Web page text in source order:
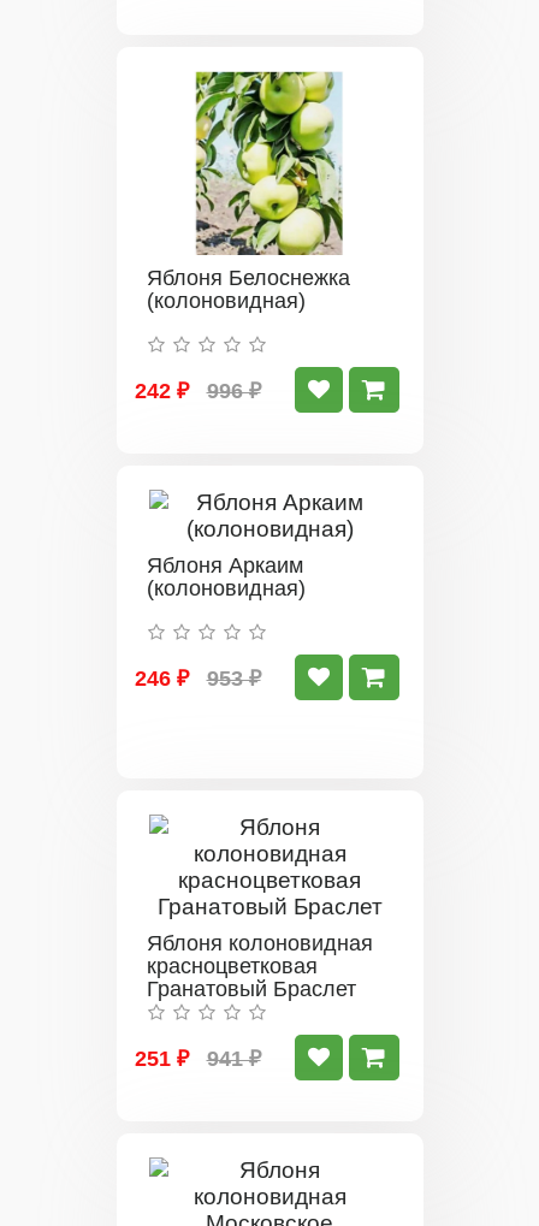
Яблоня Белоснежка
(колоновидная)
242 ₽ 996 ₽
Яблоня Аркаим
(колоновидная)
246 ₽ 953 ₽
Яблоня колоновидная
красноцветковая
Гранатовый Браслет
251 ₽ 941 ₽